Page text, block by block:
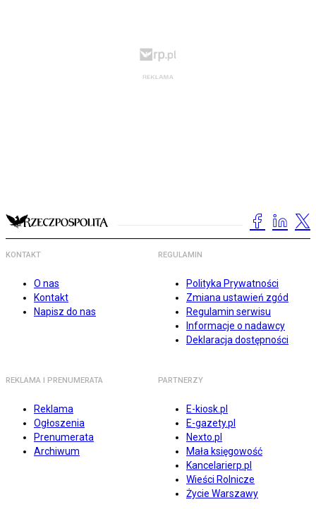
KONTAKT
O nas
Kontakt
Napisz do nas
REGULAMIN
Polityka Prywatności
Zmiana ustawień zgód
Regulamin serwisu
Informacje o nadawcy
Deklaracja dostępności
REKLAMA I PRENUMERATA
Reklama
Ogłoszenia
Prenumerata
Archiwum
PARTNERZY
E-kiosk.pl
E-gazety.pl
Nexto.pl
Mała księgowość
Kancelarierp.pl
Wieści Rolnicze
Życie Warszawy